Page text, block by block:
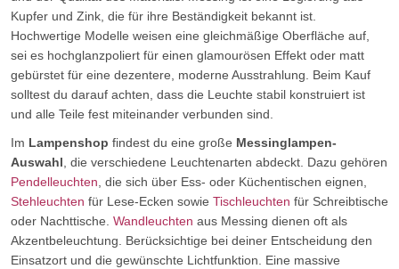
Kupfer und Zink, die für ihre Beständigkeit bekannt ist.
Hochwertige Modelle weisen eine gleichmäßige Oberfläche auf,
sei es hochglanzpoliert für einen glamourösen Effekt oder matt
gebürstet für eine dezentere, moderne Ausstrahlung. Beim Kauf
solltest du darauf achten, dass die Leuchte stabil konstruiert ist
und alle Teile fest miteinander verbunden sind.
Im Lampenshop findest du eine große Messinglampen-
Auswahl , die verschiedene Leuchtenarten abdeckt. Dazu gehören
Pendelleuchten , die sich über Ess- oder Küchentischen eignen,
Stehleuchten für Lese-Ecken sowie Tischleuchten für Schreibtische
oder Nachttische. Wandleuchten aus Messing dienen oft als
Akzentbeleuchtung. Berücksichtige bei deiner Entscheidung den
Einsatzort und die gewünschte Lichtfunktion. Eine massive